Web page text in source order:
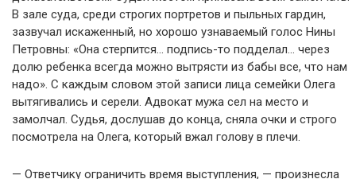
В зале суда, среди строгих портретов и пыльных гардин,
зазвучал искаженный, но хорошо узнаваемый голос Нины
Петровны: «Она стерпится… подпись-то подделал… через
долю ребенка всегда можно вытрясти из бабы все, что нам
надо». С каждым словом этой записи лица семейки Олега
вытягивались и серели. Адвокат мужа сел на место и
замолчал. Судья, дослушав до конца, сняла очки и строго
посмотрела на Олега, который вжал голову в плечи.
— Ответчику ограничить время выступления, — произнесла